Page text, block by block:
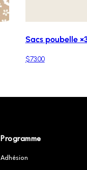
Sacs poubelle
$73.00
Programme
Adhésion